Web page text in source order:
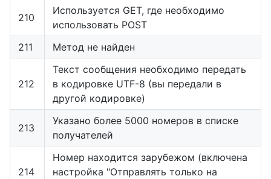
210
Используется GET, где необходимо
использовать POST
211
Метод не найден
212
Текст сообщения необходимо передать
в кодировке UTF-8 (вы передали в
другой кодировке)
213
Указано более 5000 номеров в списке
получателей
214
Номер находится зарубежом (включена
настройка "Отправлять только на